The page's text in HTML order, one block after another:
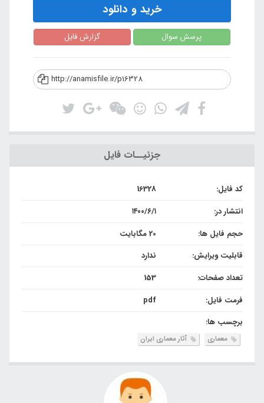
خرید و دانلود
پرسش سوال گزارش فایل
http://anamisfile.ir/p16328
جزئیــات فایل
کد فایل:
16328
انتشار در:
۱۴۰۰/۶/۱
حجم فایل ها:
20 مگابایت
قابلیت ویرایش:
ندارد
تعداد صفحات:
153
فرمت فایل:
pdf
برچسب ها:
معماری آثار معماری ایران